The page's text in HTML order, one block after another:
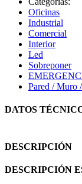
Oficinas
Industrial
Comercial
Interior
Led
Sobreponer
Pared / Muro
DATOS
DESCRIPCIÓN
DESCRIPCIÓN